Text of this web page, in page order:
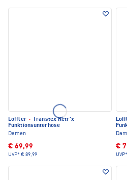
Löffler ·
Transtex Retr'x
Funktionsunterhose
Damen
€ 69,99
UVP* € 89,99
€
UVP*